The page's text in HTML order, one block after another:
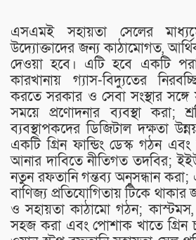
এসএমই সহায়তা সেলের
উদ্যোক্তাদের জন্য কাঠামোগত,
দেওয়া হবে। এটি হবে একটি
কারখানায় গ্যাস-বিদ্যুতের
করতে সরকার ও সেবা সংস্থার
সময়ে প্রণোদনার ব্যবস্থা করা;
ব্যবস্থাপকদের ডিজিটাল দক্ষতা
একটি গ্রিন ফান্ডিং ডেস্ক গঠন
আনার দাবিতে নীতিগত তদবির; ইইউ
নতুন রফতানি গন্তব্য অনুসন্ধান
বাণিজ্য প্রতিযোগিতায় টিকে থাকার
ও সহায়তা কাঠামো গঠন; কাস্টমস,
সহজ করা এবং পোশাক খাতে গ্রিন